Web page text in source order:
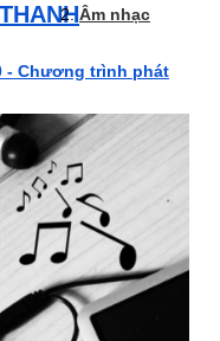
Âm nhạc
- Chương trình phát